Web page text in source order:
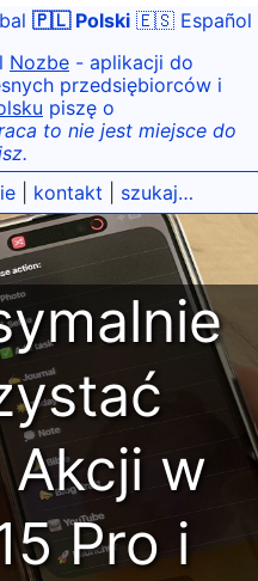
🇵🇱 Polski 🇪🇸 Español
Nozbe - aplikacji do
przedsiębiorców i
piszę o
to nie jest miejsce do
| kontakt szukaj…
w
Pro i